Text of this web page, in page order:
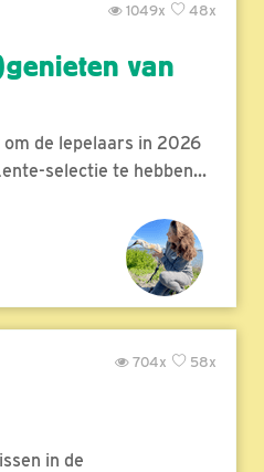
48x
1049x
van
om de lepelaars in 2026
selectie te hebben...
58x
704x
in de